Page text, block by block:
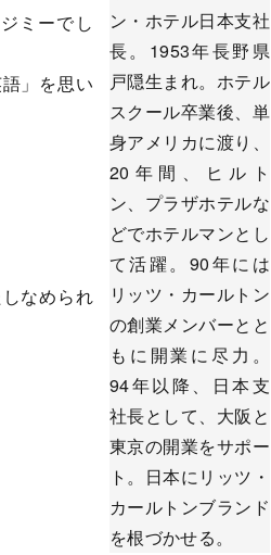
ン・ホテル日本支社
長。1953年長野県
戸隠生まれ。ホテル
スクール卒業後、単
身アメリカに渡り、
20年間、ヒルト
ン、プラザホテルな
どでホテルマンとし
て活躍。90年には
リッツ・カールトン
の創業メンバーとと
もに開業に尽力。
94年以降、日本支
社長として、大阪と
東京の開業をサポー
ト。日本にリッツ・
カールトンブランド
を根づかせる。
ミーでし
」を思い
なめられ